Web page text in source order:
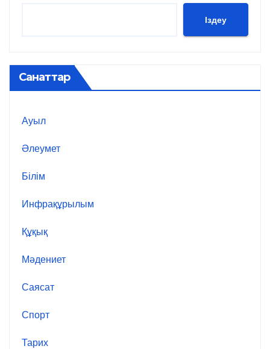
Іздеу
Санаттар
Ауыл
Әлеумет
Білім
Инфрақұрылым
Құқық
Мәдениет
Саясат
Спорт
Тарих